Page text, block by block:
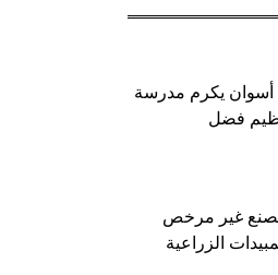
يكرم مدرسة
فضل
غير مرخص
الزراعية